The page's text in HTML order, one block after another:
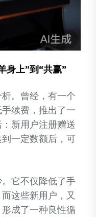
身上”到“共赢”
。曾经，有一个
续费，推出了一
新用户注册赠送
一定数额后，可
它不仅降低了手
这些新用户，又
成了一种良性循